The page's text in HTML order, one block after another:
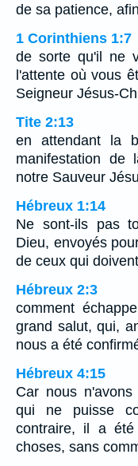
de sa patience,
1 Corinthiens 1:7
de sorte qu'il ne
l'attente où vous
Seigneur Jésus-
Tite 2:13
en attendant la
manifestation
notre Sauveur
Hébreux 1:14
Ne sont-ils pas
Dieu, envoyés
de ceux qui
Hébreux 2:3
comment
grand salut, qui,
nous a été
Hébreux 4:15
Car nous
qui ne puisse
contraire, il a
choses, sans